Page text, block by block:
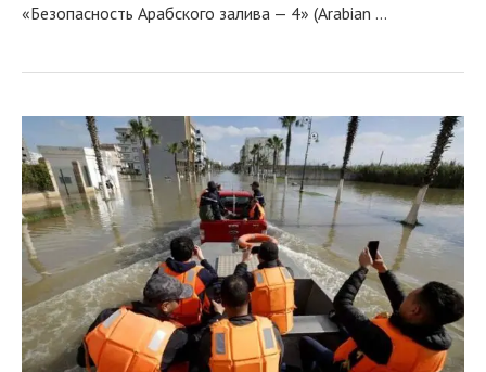
«Безопасность Арабского залива — 4» (Arabian …